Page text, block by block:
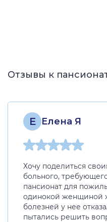
Отзывы к
Е Елена Я
Хочу поделиться
больного,
пансионат для
одинокой женщиной
болезней у нее
пытались решить